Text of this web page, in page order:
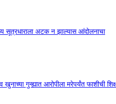
सूत्रधाराला अटक न झाल्यास आंदोलनाचा
गुन्ह्यात आरोपीला मरेपर्यंत फाशीची